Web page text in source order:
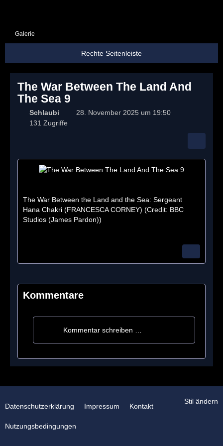
Galerie
The War Between The Land And
The Sea 9
Schlaubi
28. November 2025 um 19:50
131 Zugriffe
The War Between the Land and the Sea: Sergeant
Hana Chakri (FRANCESCA CORNEY) (Credit: BBC
Studios (James Pardon))
Kommentare
Kommentar schreiben …
Stil ändern
Datenschutzerklärung Impressum Kontakt
Nutzungsbedingungen